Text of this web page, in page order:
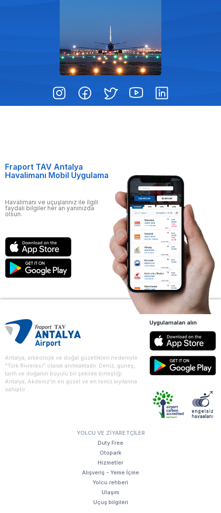
Fraport TAV Antalya
Havalimanı Mobil Uygulama
Havalimanı ve uçuşlarınız ile ilgili
faydalı bilgiler her an yanınızda
olsun.
Antalya, arkeolojik ve doğal güzellikleri nedeniyle
“Türk Rivierası” olarak anılmaktadır. Deniz, güneş,
tarih ve doğanın büyülü bir şekilde birleştiği
Antalya, Akdeniz'in en güzel ve en temiz kıyılarına
sahiptir.
YOLCU VE ZIYARETÇILER
Duty Free
Otopark
Hizmetler
Alışveriş - Yeme İçme
Yolcu rehberi
Ulaşım
Uçuş bilgileri
Uygulamaları alın